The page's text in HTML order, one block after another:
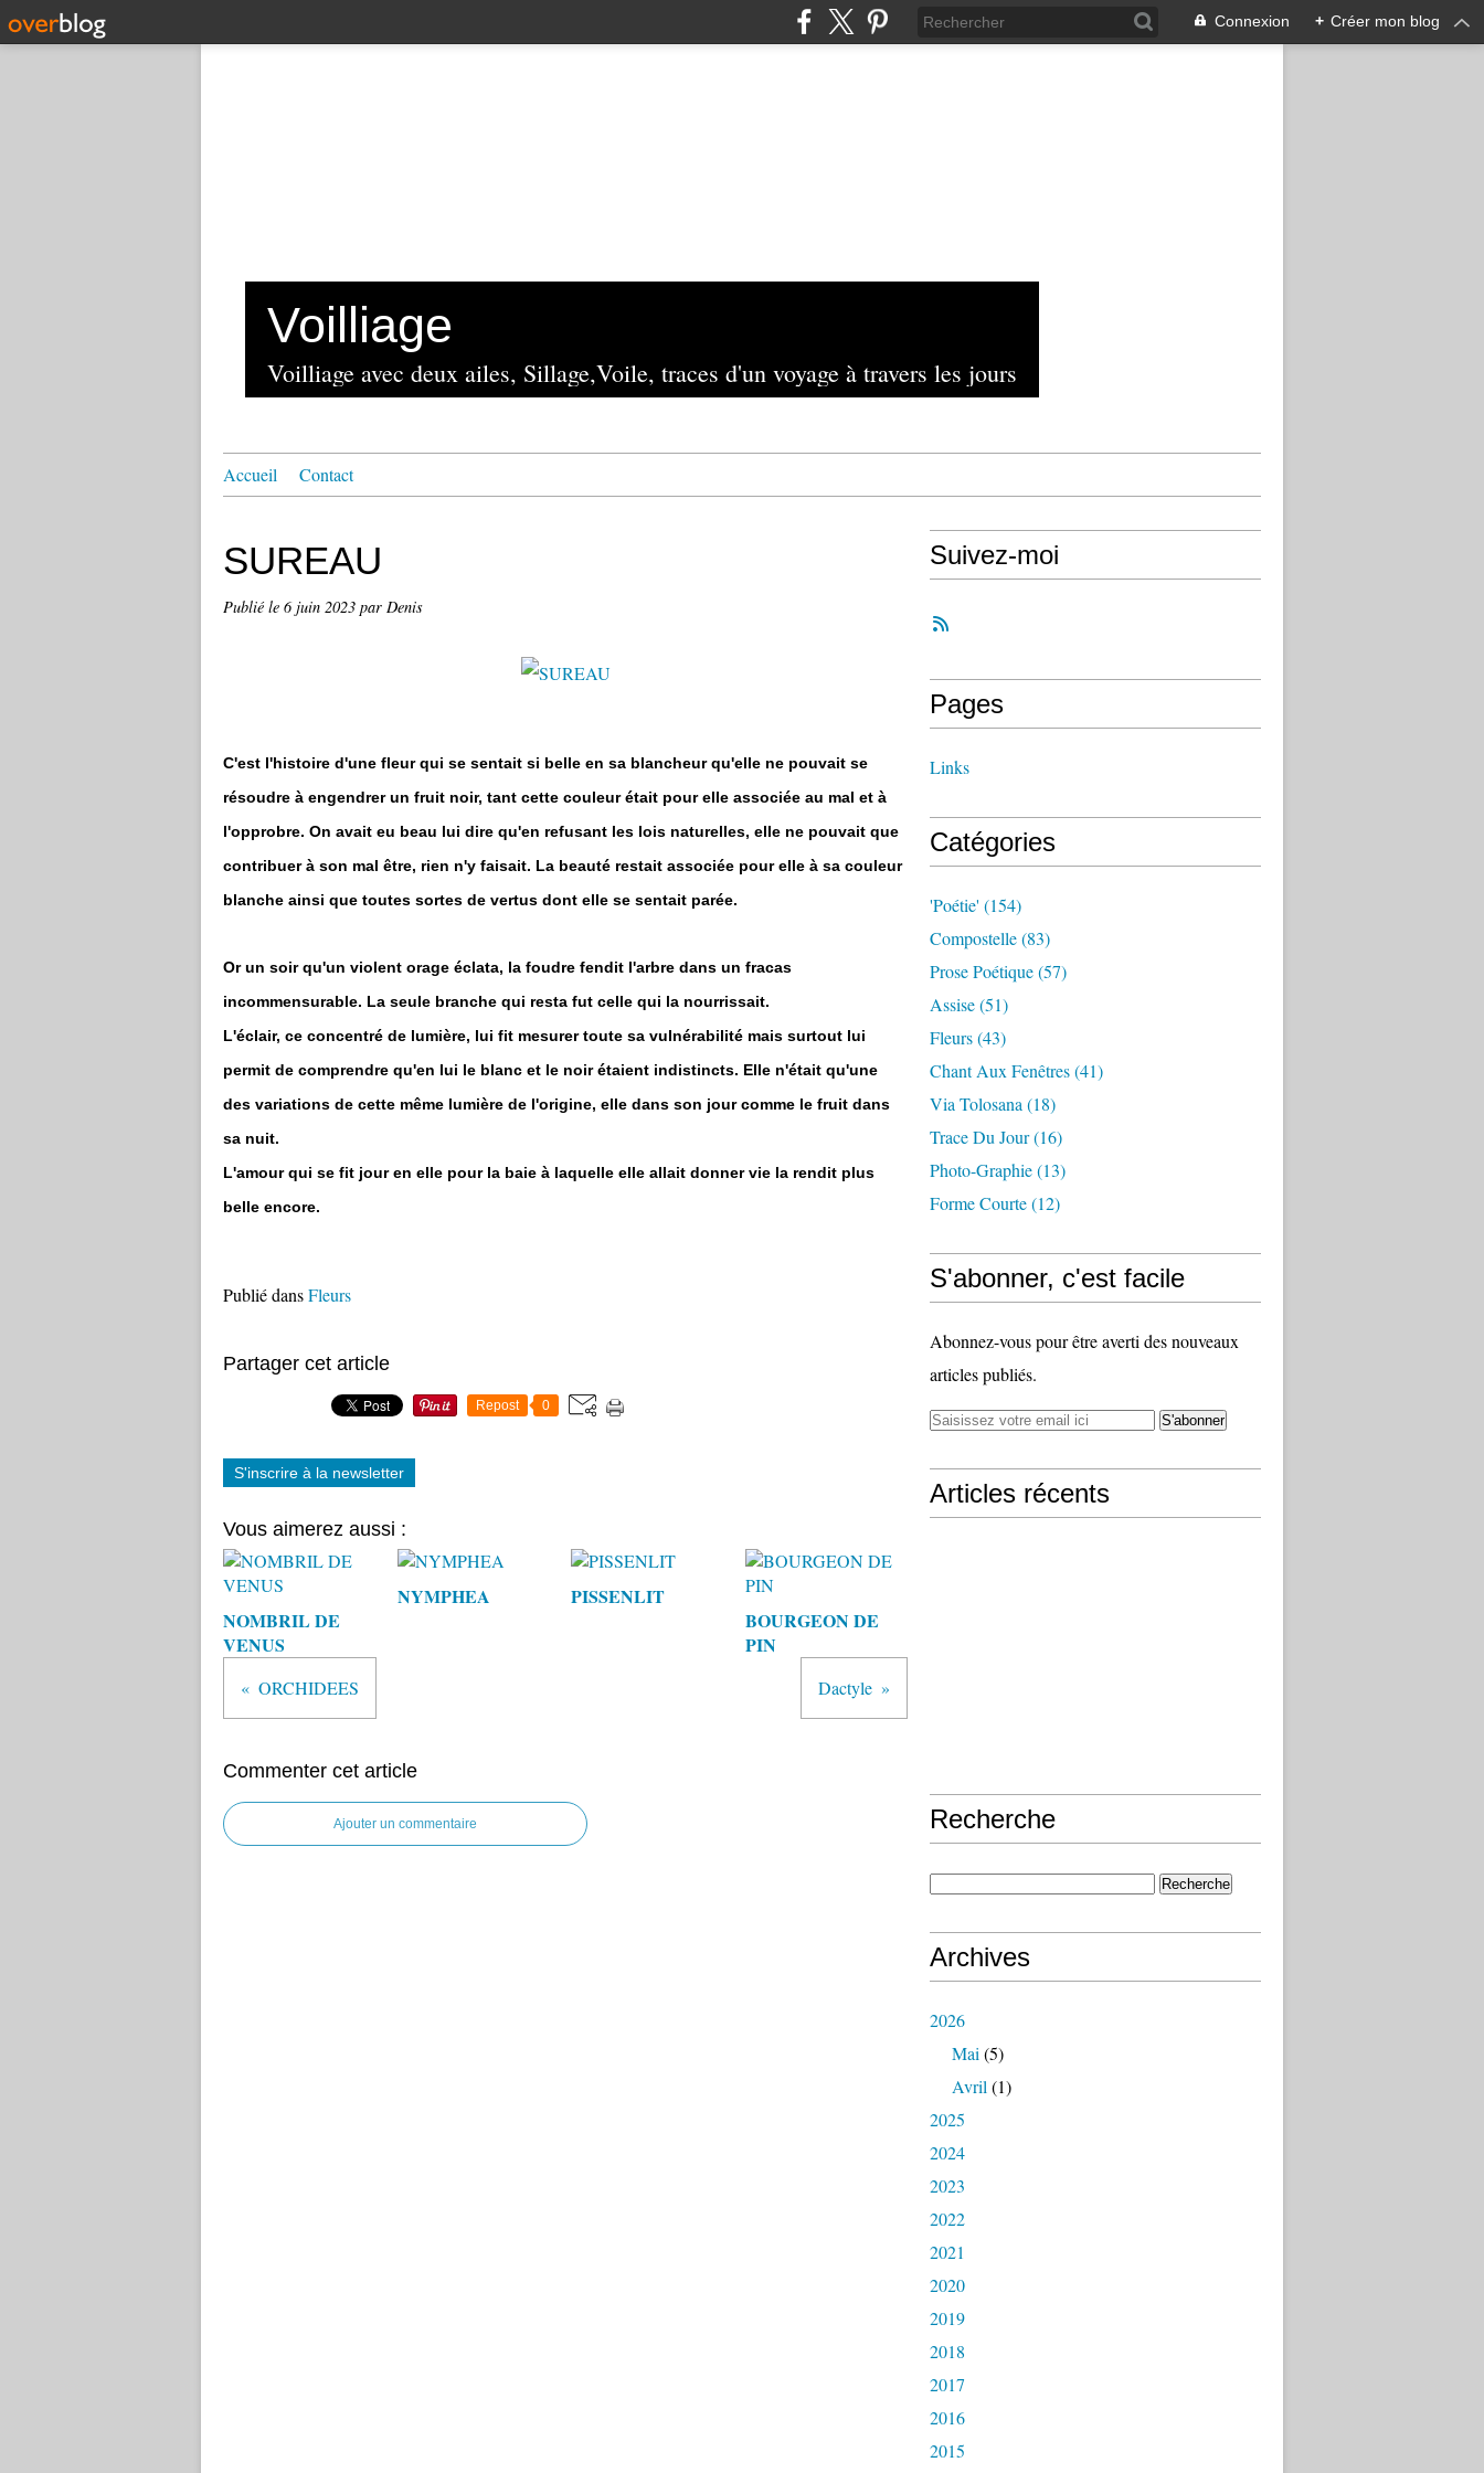
Connexion + Créer mon blog
Voilliage
Voilliage avec deux ailes, Sillage,Voile, traces d'un voyage à travers les jours
Accueil Contact
SUREAU
Publié le 6 juin 2023 par Denis
C'est l'histoire d'une fleur qui se sentait si belle en sa blancheur qu'elle ne pouvait se
résoudre à engendrer un fruit noir, tant cette couleur était pour elle associée au mal et à
l'opprobre. On avait eu beau lui dire qu'en refusant les lois naturelles, elle ne pouvait que
contribuer à son mal être, rien n'y faisait. La beauté restait associée pour elle à sa couleur
blanche ainsi que toutes sortes de vertus dont elle se sentait parée.
Or un soir qu'un violent orage éclata, la foudre fendit l'arbre dans un fracas
incommensurable. La seule branche qui resta fut celle qui la nourrissait.
L'éclair, ce concentré de lumière, lui fit mesurer toute sa vulnérabilité mais surtout lui
permit de comprendre qu'en lui le blanc et le noir étaient indistincts. Elle n'était qu'une
des variations de cette même lumière de l'origine, elle dans son jour comme le fruit dans
sa nuit.
L'amour qui se fit jour en elle pour la baie à laquelle elle allait donner vie la rendit plus
belle encore.
Publié dansFleurs
Partager cet article
Repost 0
S'inscrire à la newsletter
Vous aimerez aussi :
NOMBRIL DE
VENUS
NYMPHEA
PISSENLIT
BOURGEON DE
PIN
ORCHIDEES Dactyle
Commenter cet article
Ajouter un commentaire
Suivez-moi
Pages
Links
Catégories
'poétie' (154)
Compostelle(83)
Prose Poétique(57)
Assise(51)
Fleurs(43)
Chant Aux Fenêtres(41)
Via Tolosana (18)
Trace Du Jour(16)
Photo-Graphie(13)
Forme Courte(12)
S'abonner, c'est facile
Abonnez-vous pour être averti des nouveaux
articles publiés.
Articles récents
Recherche
Archives
2026
Mai (5)
Avril (1)
2025
2024
2023
2022
2021
2020
2019
2018
2017
2016
2015